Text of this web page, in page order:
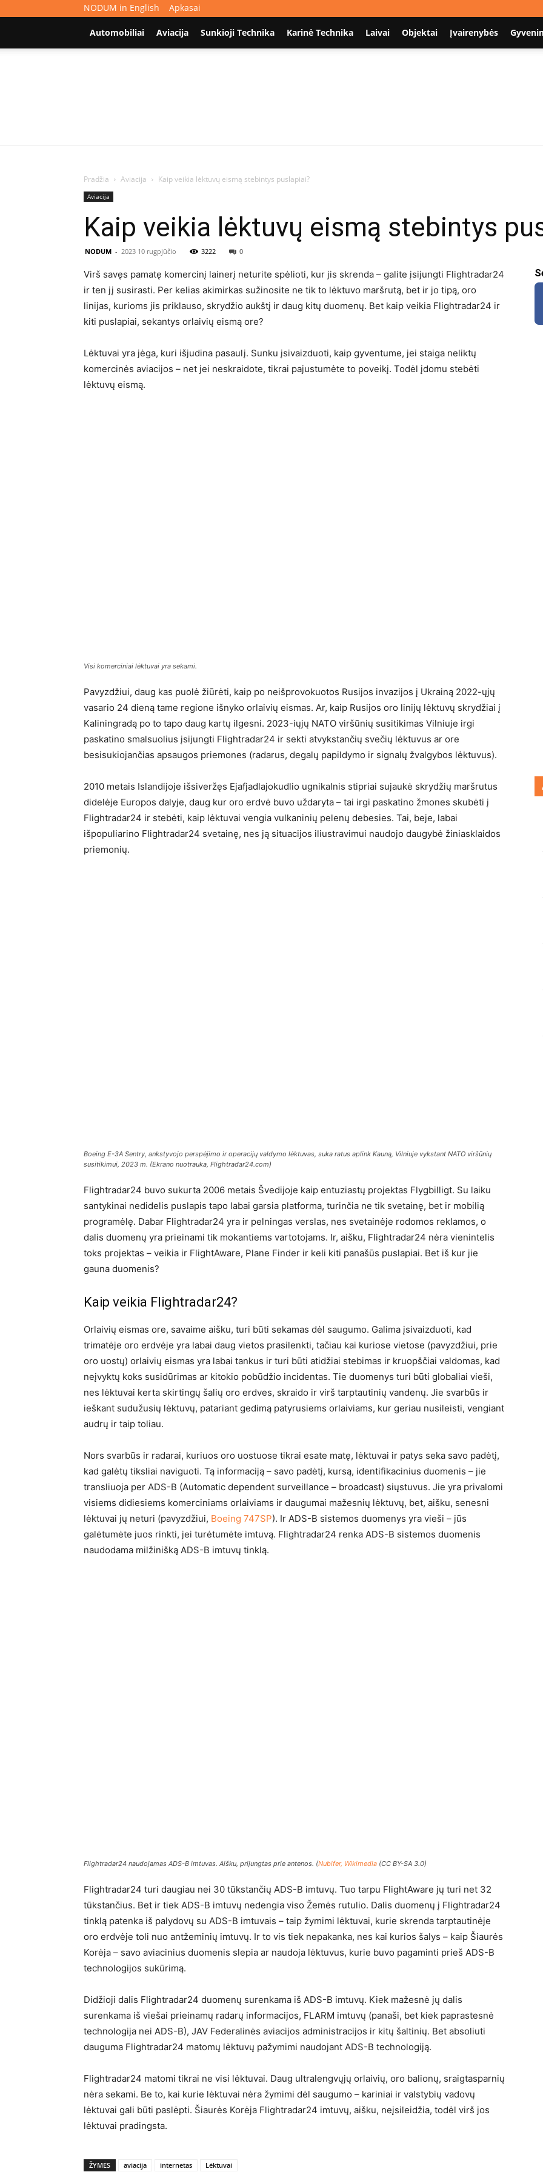
NODUM in English Apkasai
Automobiliai Aviacija Sunkioji Technika Karinė Technika Laivai Objektai Įvairenybės
Pradžia Aviacija Kaip veikia lėktuvų eismą stebintys puslapiai?
Aviacija
Kaip veikia lėktuvų eismą stebintys
NODUM - 2023 10 rugpjūčio 3222 0
Virš savęs pamatę komercinį lainerį neturite spėlioti, kur jis skrenda – galite įsijungti Flightradar24
ir ten jį susirasti. Per kelias akimirkas sužinosite ne tik to lėktuvo maršrutą, bet ir jo tipą, oro
linijas, kurioms jis priklauso, skrydžio aukštį ir daug kitų duomenų. Bet kaip veikia Flightradar24 ir
kiti puslapiai, sekantys orlaivių eismą ore?
Lėktuvai yra jėga, kuri išjudina pasaulį. Sunku įsivaizduoti, kaip gyventume, jei staiga neliktų
komercinės aviacijos – net jei neskraidote, tikrai pajustumėte to poveikį. Todėl įdomu stebėti
lėktuvų eismą.
Visi komerciniai lėktuvai yra sekami.
Pavyzdžiui, daug kas puolė žiūrėti, kaip po neišprovokuotos Rusijos invazijos į Ukrainą 2022-ųjų
vasario 24 dieną tame regione išnyko orlaivių eismas. Ar, kaip Rusijos oro linijų lėktuvų skrydžiai į
Kaliningradą po to tapo daug kartų ilgesni. 2023-iųjų NATO viršūnių susitikimas Vilniuje irgi
paskatino smalsuolius įsijungti Flightradar24 ir sekti atvykstančių svečių lėktuvus ar ore
besisukiojančias apsaugos priemones (radarus, degalų papildymo ir signalų žvalgybos lėktuvus).
2010 metais Islandijoje išsiveržęs Ejafjadlajokudlio ugnikalnis stipriai sujaukė skrydžių maršrutus
didelėje Europos dalyje, daug kur oro erdvė buvo uždaryta – tai irgi paskatino žmones skubėti į
Flightradar24 ir stebėti, kaip lėktuvai vengia vulkaninių pelenų debesies. Tai, beje, labai
išpopuliarino Flightradar24 svetainę, nes ją situacijos iliustravimui naudojo daugybė žiniasklaidos
priemonių.
Boeing E-3A Sentry, ankstyvojo perspėjimo ir operacijų valdymo lėktuvas, suka ratus aplink Kauną, Vilniuje vykstant NATO viršūnių
susitikimui, 2023 m. (Ekrano nuotrauka, Flightradar24.com)
Flightradar24 buvo sukurta 2006 metais Švedijoje kaip entuziastų projektas Flygbilligt. Su laiku
santykinai nedidelis puslapis tapo labai garsia platforma, turinčia ne tik svetainę, bet ir mobilią
programėlę. Dabar Flightradar24 yra ir pelningas verslas, nes svetainėje rodomos reklamos, o
dalis duomenų yra prieinami tik mokantiems vartotojams. Ir, aišku, Flightradar24 nėra vienintelis
toks projektas – veikia ir FlightAware, Plane Finder ir keli kiti panašūs puslapiai. Bet iš kur jie
gauna duomenis?
Kaip veikia Flightradar24?
Orlaivių eismas ore, savaime aišku, turi būti sekamas dėl saugumo. Galima įsivaizduoti, kad
trimatėje oro erdvėje yra labai daug vietos prasilenkti, tačiau kai kuriose vietose (pavyzdžiui, prie
oro uostų) orlaivių eismas yra labai tankus ir turi būti atidžiai stebimas ir kruopščiai valdomas, kad
neįvyktų koks susidūrimas ar kitokio pobūdžio incidentas. Tie duomenys turi būti globaliai vieši,
nes lėktuvai kerta skirtingų šalių oro erdves, skraido ir virš tarptautinių vandenų. Jie svarbūs ir
ieškant sudužusių lėktuvų, patariant gedimą patyrusiems orlaiviams, kur geriau nusileisti, vengiant
audrų ir taip toliau.
Nors svarbūs ir radarai, kuriuos oro uostuose tikrai esate matę, lėktuvai ir patys seka savo padėtį,
kad galėtų tiksliai naviguoti. Tą informaciją – savo padėtį, kursą, identifikacinius duomenis – jie
transliuoja per ADS-B (Automatic dependent surveillance – broadcast) siųstuvus. Jie yra privalomi
visiems didiesiems komerciniams orlaiviams ir daugumai mažesnių lėktuvų, bet, aišku, senesni
lėktuvai jų neturi (pavyzdžiui, Boeing 747SP). Ir ADS-B sistemos duomenys yra vieši – jūs
galėtumėte juos rinkti, jei turėtumėte imtuvą. Flightradar24 renka ADS-B sistemos duomenis
naudodama milžinišką ADS-B imtuvų tinklą.
Flightradar24 naudojamas ADS-B imtuvas. Aišku, prijungtas prie antenos. (Nubifer, Wikimedia (CC BY-SA 3.0)
Flightradar24 turi daugiau nei 30 tūkstančių ADS-B imtuvų. Tuo tarpu FlightAware jų turi net 32
tūkstančius. Bet ir tiek ADS-B imtuvų nedengia viso Žemės rutulio. Dalis duomenų į Flightradar24
tinklą patenka iš palydovų su ADS-B imtuvais – taip žymimi lėktuvai, kurie skrenda tarptautinėje
oro erdvėje toli nuo antžeminių imtuvų. Ir to vis tiek nepakanka, nes kai kurios šalys – kaip Šiaurės
Korėja – savo aviacinius duomenis slepia ar naudoja lėktuvus, kurie buvo pagaminti prieš ADS-B
technologijos sukūrimą.
Didžioji dalis Flightradar24 duomenų surenkama iš ADS-B imtuvų. Kiek mažesnė jų dalis
surenkama iš viešai prieinamų radarų informacijos, FLARM imtuvų (panaši, bet kiek paprastesnė
technologija nei ADS-B), JAV Federalinės aviacijos administracijos ir kitų šaltinių. Bet absoliuti
dauguma Flightradar24 matomų lėktuvų pažymimi naudojant ADS-B technologiją.
Flightradar24 matomi tikrai ne visi lėktuvai. Daug ultralengvųjų orlaivių, oro balionų, sraigtasparnių
nėra sekami. Be to, kai kurie lėktuvai nėra žymimi dėl saugumo – kariniai ir valstybių vadovų
lėktuvai gali būti paslėpti. Šiaurės Korėja Flightradar24 imtuvų, aišku, neįsileidžia, todėl virš jos
lėktuvai pradingsta.
ŽYMĖS aviacija internetas Lėktuvai